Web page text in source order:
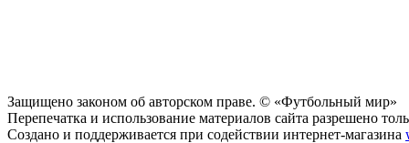
Защищено законом об авторском праве. © «Футбольный мир»
Перепечатка и использование материалов сайта разрешено
Создано и поддерживается при содействии интернет-магазина